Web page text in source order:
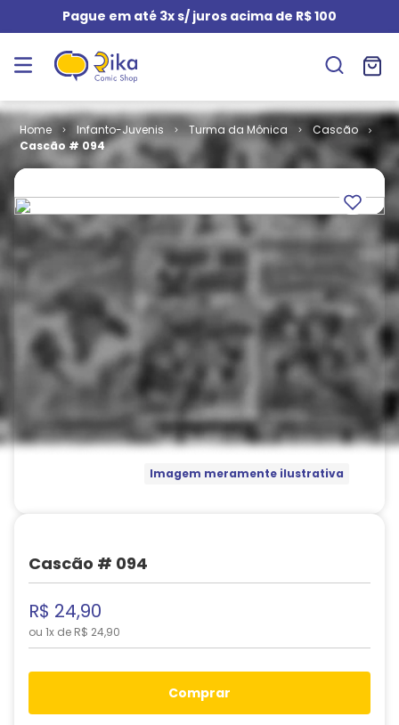
Pague em até 3x s/ juros acima de R$ 100
Infanto-Juvenis Turma da Mônica
Cascão
Cascão # 094
Imagem meramente ilustrativa
Cascão # 094
R$ 24,90
ou 1x de R$ 24,90
comprar